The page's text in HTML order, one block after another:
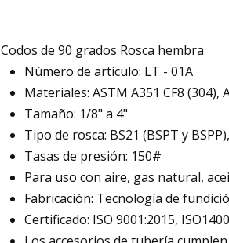
Codos de 90 grados Rosca hembra
Número de artículo: LT - 01A
Materiales: ASTM A351 CF8 (304),
Tamaño: 1/8" a 4"
Tipo de rosca: BS21 (BSPT y
Tasas de presión: 150#
Para uso con aire, gas natural,
Fabricación: Tecnología de
Certificado: ISO 9001:2015,